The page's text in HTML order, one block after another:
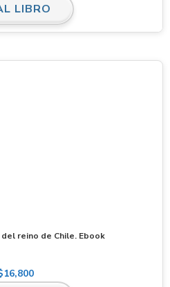
LIBRO
reino de Chile. Ebook
16,800